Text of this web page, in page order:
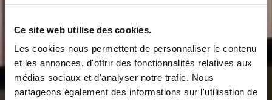
Ce site web utilise des cookies.
Les cookies nous permettent de personnaliser le contenu
et les annonces, d'offrir des fonctionnalités relatives aux
médias sociaux et d'analyser notre trafic. Nous
partageons également des informations sur l'utilisation de